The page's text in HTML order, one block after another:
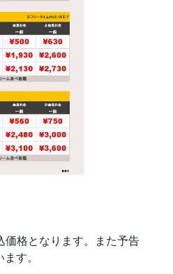
価格となります。また予告
す。